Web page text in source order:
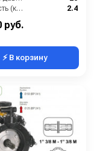
Мощность (кВт):
2.4
руб.
⚡ В корзину